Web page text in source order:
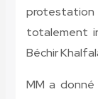
totalement
Béchir
MM a